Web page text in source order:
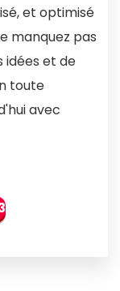
et optimisé
manquez pas
idées et de
toute
avec